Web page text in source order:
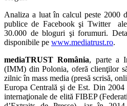
Analiza a luat în calcul peste 2000
publice de Facebook şi Twitter
30.000 de bloguri şi forumuri.
disponibile pe www.mediatrust.ro.
mediaTRUST România, parte a
(IMM) din Polonia, oferă clienţilor
zilnic în mass media (presă scrisă,
Europa Centrală şi de Est. Din 2004
internaţionale de elită FIBEP